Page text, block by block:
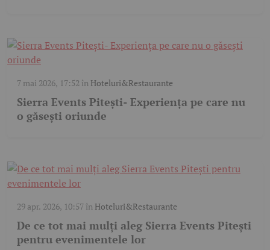
7 mai 2026, 17:52 în Hoteluri&Restaurante
Sierra Events Pitești- Experiența pe care nu
o găsești oriunde
29 apr. 2026, 10:57 în Hoteluri&Restaurante
De ce tot mai mulți aleg Sierra Events Pitești
pentru evenimentele lor